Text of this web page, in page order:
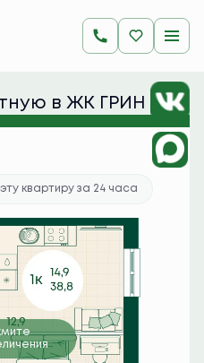
9 486 600 руб.
в ЖК ГРИН
квартиру за 24 часа